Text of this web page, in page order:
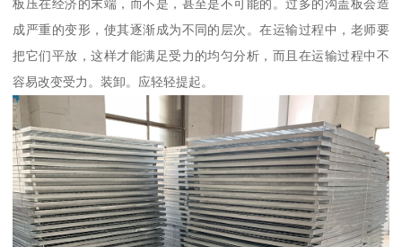
板压在经济的末端，而不是，甚至是不可能的。过多的沟盖板会造
成严重的变形，使其逐渐成为不同的层次。在运输过程中，老师要
把它们平放，这样才能满足受力的均匀分析，而且在运输过程中不
容易改变受力。装卸。应轻轻提起。